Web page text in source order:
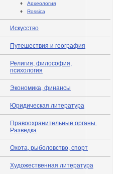
♦ Археология
♦ Rossica
Искусство
Путешествия и география
Религия, философия,
психология
Экономика, финансы
Юридическая литература
Правоохранительные органы.
Разведка
Охота, рыболовство, спорт
Художественная литература